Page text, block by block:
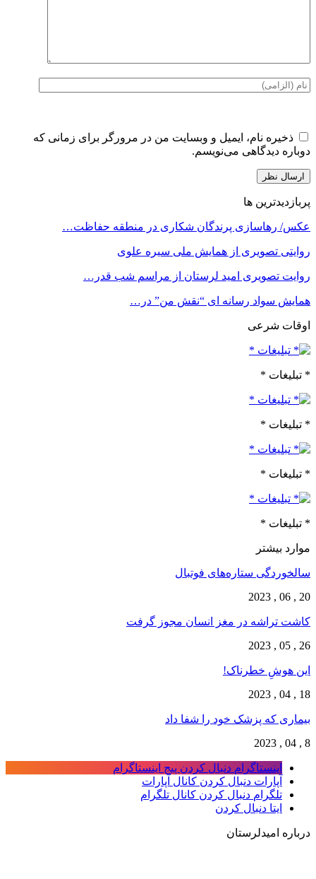
ذخیره نام، ایمیل و وبسایت من در مرورگر برای زمانی که
دوباره دیدگاهی می‌نویسم.
پربازدیدترین ها
عکس/ رهاسازی پرندگان شکاری در منطقه حفاظت…
روایتی تصویری از همایش ملی سیره علوی
روایت تصویری امید لرستان از مراسم شب قدر…
همایش سواد رسانه ای “نقش من” در…
اوقات شرعی
* تبلیغات *
* تبلیغات *
* تبلیغات *
* تبلیغات *
موارد بیشتر
سالخوردگی ستاره‌های فوتبال
20 , 06 , 2023
کاشت تراشه در مغز انسان مجوز گرفت
26 , 05 , 2023
این هوشِ خطرناک!
18 , 04 , 2023
بیماری که پزشک خود را شفا داد
8 , 04 , 2023
اینستاگرام دنبال کردن پیج اینستاگرام
آپارات دنبال کردن کانال آپارات
تلگرام دنبال کردن کانال تلگرام
ایتا دنبال کردن
درباره امیدلرستان